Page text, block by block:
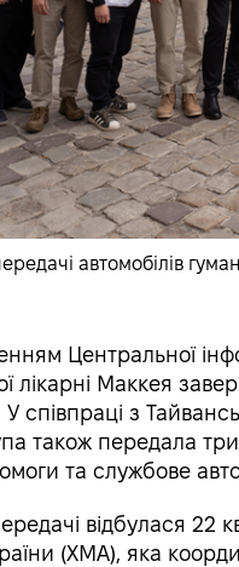
автомобілів
Центральної
лікарні Маккея
У співпраці з
також передала три
та службове
відбулася 22
(ХМА), яка